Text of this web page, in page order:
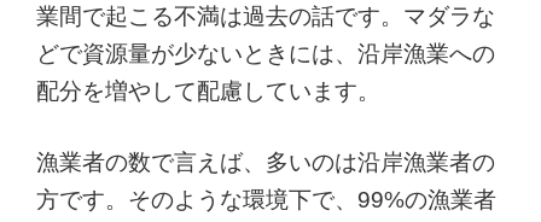
業間で起こる不満は過去の話です。マダラな
どで資源量が少ないときには、沿岸漁業への
配分を増やして配慮しています。
漁業者の数で言えば、多いのは沿岸漁業者の
方です。そのような環境下で、99%の漁業者